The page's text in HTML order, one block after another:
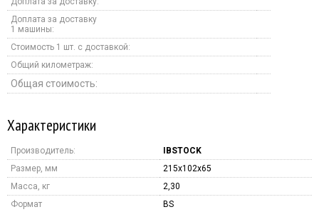
Доплата за доставку
1 машины:
Стоимость 1 шт. с доставкой:
Общий километраж:
Общая стоимость:
Характеристики
Производитель:
IBSTOCK
Размер, мм
215x102x65
Масса, кг
2,30
Формат
BS